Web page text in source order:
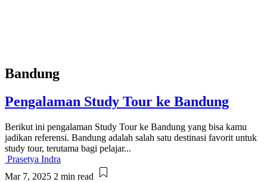
Bandung
Pengalaman Study Tour ke Bandung
Berikut ini pengalaman Study Tour ke Bandung yang bisa kamu
jadikan referensi. Bandung adalah salah satu destinasi favorit untuk
study tour, terutama bagi pelajar...
Prasetya Indra
Mar 7, 2025 2 min read